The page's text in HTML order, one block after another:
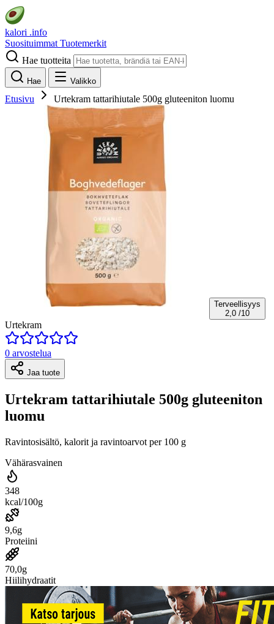
kalori .info
Suosituimmat Tuotemerkit
Hae tuotteita
Hae Valikko
Etusivu Urtekram tattarihiutale 500g gluteeniton luomu
Terveellisyys
2,0 /10
Urtekram
0 arvostelua
Jaa tuote
Urtekram tattarihiutale 500g gluteeniton
luomu
Ravintosisältö, kalorit ja ravintoarvot per 100 g
Vähärasvainen
348
kcal/100g
9,6g
Proteiini
70,0g
Hiilihydraatit